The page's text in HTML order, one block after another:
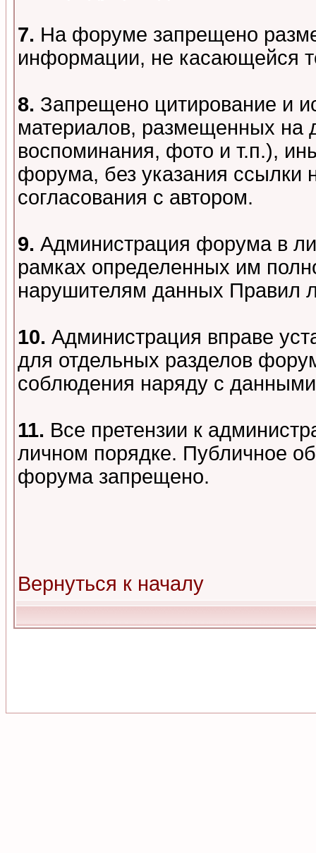
7. На форуме запрещено
информации, не касающейся
8. Запрещено цитирование и
материалов, размещенных на
воспоминания, фото и т.п.),
форума, без указания ссылки
согласования с автором.
9. Администрация форума в
рамках определенных им
нарушителям данных Правил
10. Администрация вправе
для отдельных разделов
соблюдения наряду с
11. Все претензии к
личном порядке. Публичное
форума запрещено.
Вернуться к началу